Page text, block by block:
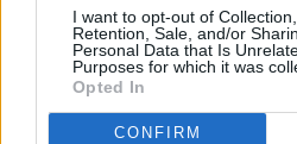
I want to opt-out of Collection,
Retention, Sale, and/or
Personal Data that Is
Purposes for which it was
Opted In
CONFIRM
Díaz le contestó: “No voy a
ni el de mi partido y, menos, que